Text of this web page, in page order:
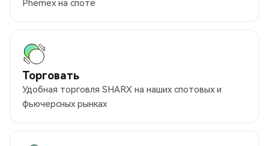
Phemex на споте
Торговать
Удобная торговля SHARX на наших спотовых и
фьючерсных рынках